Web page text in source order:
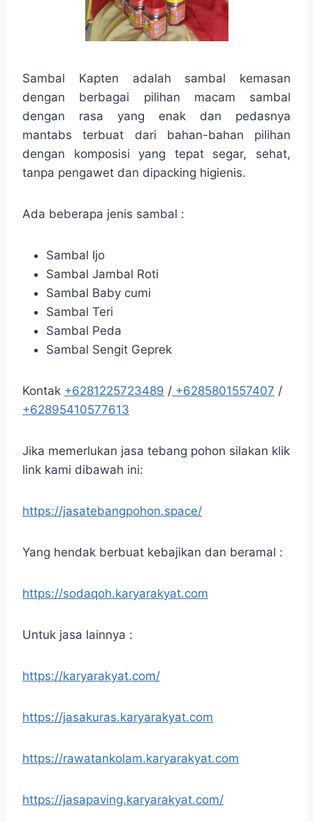
Sambal Kapten adalah sambal kemasan
dengan berbagai pilihan macam sambal
dengan rasa yang enak dan pedasnya
mantabs terbuat dari bahan-bahan pilihan
dengan komposisi yang tepat segar, sehat,
tanpa pengawet dan dipacking higienis.
Ada beberapa jenis sambal :
Sambal Ijo
Sambal Jambal Roti
Sambal Baby cumi
Sambal Teri
Sambal Peda
Sambal Sengit Geprek
Kontak +6281225723489 / +6285801557407 /
+62895410577613
Jika memerlukan jasa tebang pohon silakan klik
link kami dibawah ini:
https://jasatebangpohon.space/
Yang hendak berbuat kebajikan dan beramal :
https://sodaqoh.karyarakyat.com
Untuk jasa lainnya :
https://karyarakyat.com/
https://jasakuras.karyarakyat.com
https://rawatankolam.karyarakyat.com
https://jasapaving.karyarakyat.com/